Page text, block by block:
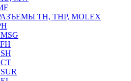
TH, THP, MOLEX